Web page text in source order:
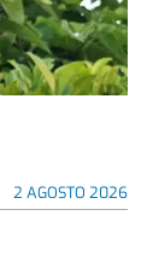
2 AGOSTO 2026